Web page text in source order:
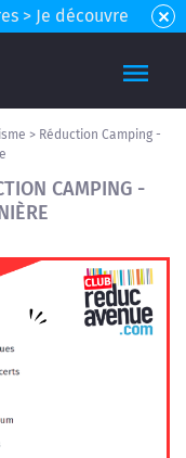
> Je découvre
> Réduction Camping -
CAMPING -